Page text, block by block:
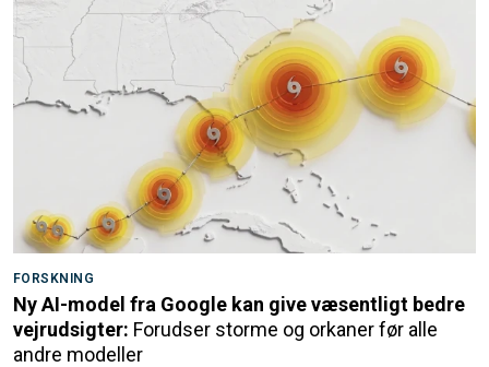
FORSKNING
Ny AI-model fra Google kan give væsentligt bedre
vejrudsigter: Forudser storme og orkaner før alle
andre modeller